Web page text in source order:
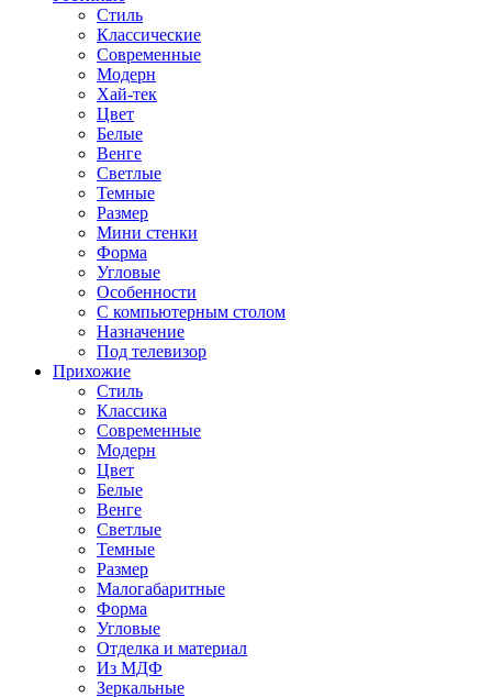
Стиль
Классические
Современные
Модерн
Хай-тек
Цвет
Белые
Венге
Светлые
Темные
Размер
Мини стенки
Форма
Угловые
Особенности
С компьютерным столом
Назначение
Под телевизор
Прихожие
Стиль
Классика
Современные
Модерн
Цвет
Белые
Венге
Светлые
Темные
Размер
Малогабаритные
Форма
Угловые
Отделка и материал
Из МДФ
Зеркальные